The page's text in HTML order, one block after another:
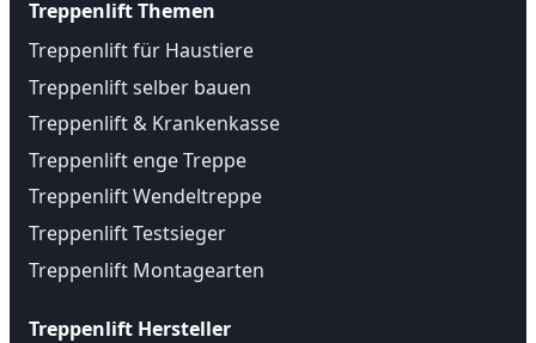
Treppenlift Themen
Treppenlift für Haustiere
Treppenlift selber bauen
Treppenlift & Krankenkasse
Treppenlift enge Treppe
Treppenlift Wendeltreppe
Treppenlift Testsieger
Treppenlift Montagearten
Treppenlift Hersteller